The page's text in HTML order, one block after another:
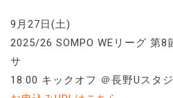
9月27日(土)
2025/26 SOMPO WEリーグ 第8
サ
18:00 キックオフ ＠⾧野Uスタ